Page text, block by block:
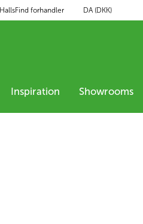
Find forhandler DA (DKK)
Inspiration Showrooms